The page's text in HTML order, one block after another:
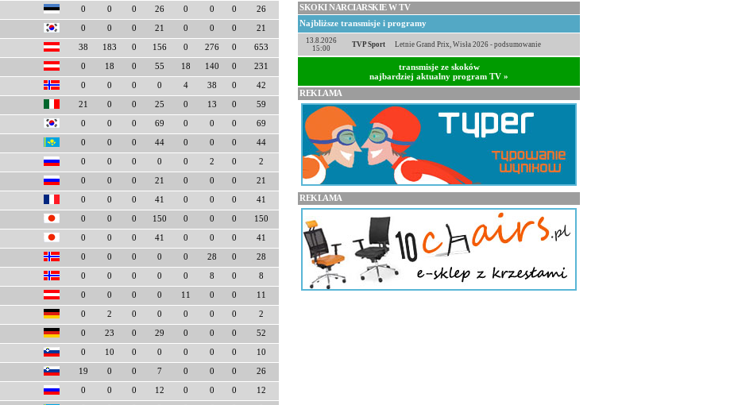
0 0 0 26 0 0 0 26
0 0 0 21 0 0 0 21
38 183 0 156 0 276 0 653
0 18 0 55 18 140 0 231
0 0 0 0 4 38 0 42
21 0 0 25 0 13 0 59
0 0 0 69 0 0 0 69
0 0 0 44 0 0 0 44
0 0 0 0 0 2 0 2
0 0 0 21 0 0 0 21
0 0 0 41 0 0 0 41
0 0 0 150 0 0 0 150
0 0 0 41 0 0 0 41
0 0 0 0 0 28 0 28
0 0 0 0 0 8 0 8
0 0 0 0 11 0 0 11
0 2 0 0 0 0 0 2
0 23 0 29 0 0 0 52
0 10 0 0 0 0 0 10
19 0 0 7 0 0 0 26
0 0 0 12 0 0 0 12
SKOKI NARCIARSKIE W TV
Najbliższe transmisje i programy
13.8.2026
15:00
TVP Sport Letnie Grand Prix, Wisła 2026 - podsumowanie
transmisje ze skoków
najbardziej aktualny program TV »
REKLAMA
REKLAMA